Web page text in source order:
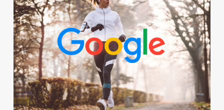
Sammanhållning
We+ lanserades för att stärka
gemenskapen under en
pandemin. Resultatet blev
fantastiskt även för hälsan.